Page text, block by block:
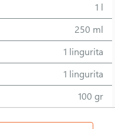
1 l
250 ml
1 lingurita
1 lingurita
100 gr